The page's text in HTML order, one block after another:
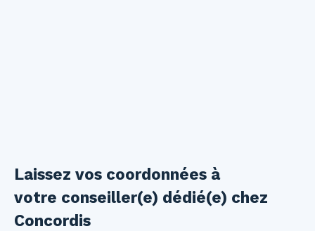
Laissez vos coordonnées à
votre conseiller(e) dédié(e) chez
Concordis